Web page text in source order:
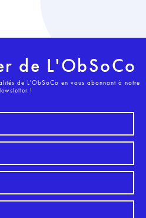
de L'ObSoCo
de L'ObSoCo en vous abonnant à notre
!